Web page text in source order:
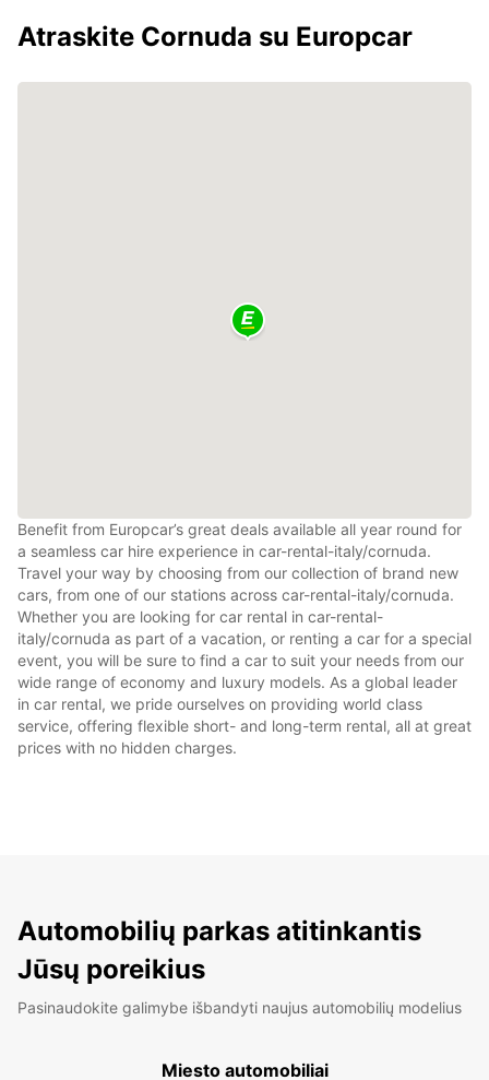
Atraskite Cornuda su Europcar
Benefit from Europcar’s great deals available all year round for
a seamless car hire experience in car-rental-italy/cornuda.
Travel your way by choosing from our collection of brand new
cars, from one of our stations across car-rental-italy/cornuda.
Whether you are looking for car rental in car-rental-
italy/cornuda as part of a vacation, or renting a car for a special
event, you will be sure to find a car to suit your needs from our
wide range of economy and luxury models. As a global leader
in car rental, we pride ourselves on providing world class
service, offering flexible short- and long-term rental, all at great
prices with no hidden charges.
Automobilių parkas atitinkantis
Jūsų poreikius
Pasinaudokite galimybe išbandyti naujus automobilių modelius
Miesto automobiliai